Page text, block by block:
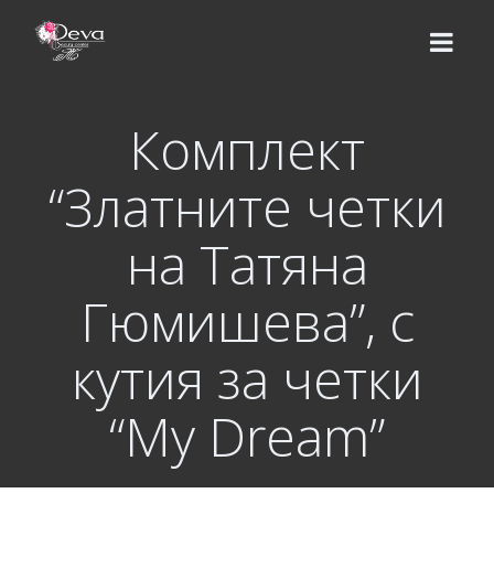
ЕКИП
Цени
Базов курс
Надграждащи курсове
ВИДЕО УРОЦИ
Комплект
“Златните четки
на Татяна
Гюмишева”, с
кутия за четки
“My Dream”